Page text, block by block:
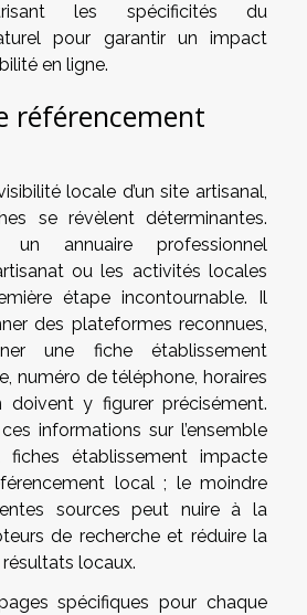
les spécificités du
pour garantir un impact
en ligne.
référencement
locale d’un site artisanal,
se révèlent déterminantes.
un annuaire professionnel
ou les activités locales
étape incontournable. Il
des plateformes reconnues,
une fiche établissement
numéro de téléphone, horaires
doivent y figurer précisément.
informations sur l’ensemble
fiches établissement impacte
local ; le moindre
sources peut nuire à la
de recherche et réduire la
locaux.
spécifiques pour chaque